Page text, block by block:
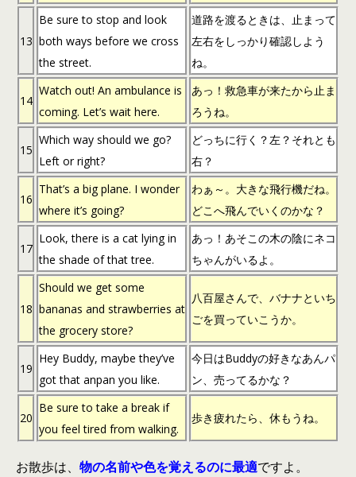
13
Be sure to stop and look
both ways before we cross
the street.
道路を渡るときは、止まって
左右をしっかり確認しよう
ね。
14
Watch out! An ambulance is
coming. Let’s wait here.
あっ！救急車が来たから止ま
ろうね。
15
Which way should we go?
Left or right?
どっちに行く？左？それとも
右？
16
That’s a big plane. I wonder
where it’s going?
わぁ～。大きな飛行機だね。
どこへ飛んでいくのかな？
17
Look, there is a cat lying in
the shade of that tree.
あっ！あそこの木の陰にネコ
ちゃんがいるよ。
18
Should we get some
bananas and strawberries at
the grocery store?
八百屋さんで、バナナといち
ごを買っていこうか。
19
Hey Buddy, maybe they’ve
got that anpan you like.
今日はBuddyの好きなあんパ
ン、売ってるかな？
20
Be sure to take a break if
you feel tired from walking.
歩き疲れたら、休もうね。
お散歩は、 物の名前や色を覚えるのに最適ですよ。